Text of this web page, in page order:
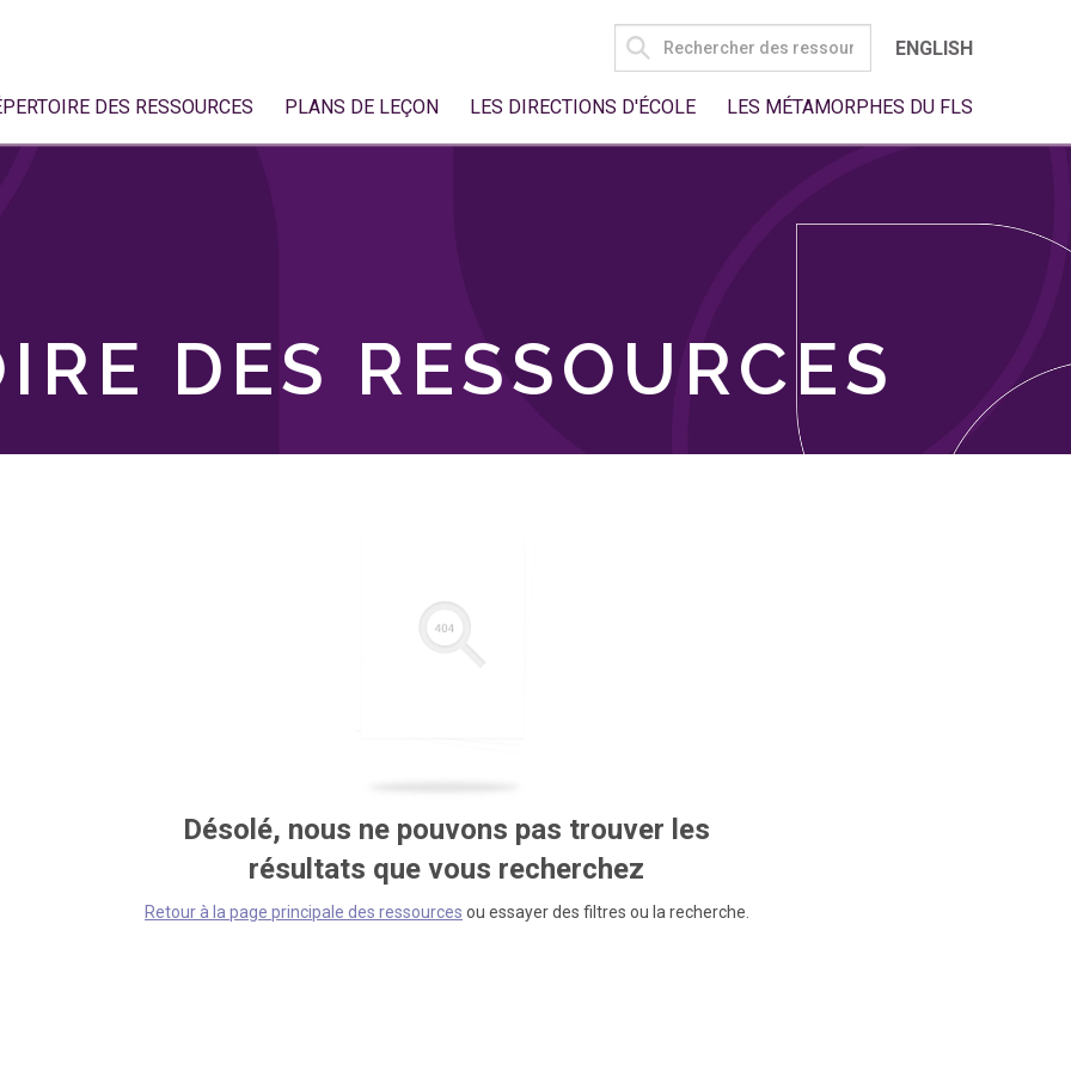
SEARCH
FOR:
ENGLISH
DES RESSOURCES PLANS DE LEÇON LES DIRECTIONS D'ÉCOLE LES MÉTAMORPHES DU FLS
DES RESSOURCES
Désolé, nous ne pouvons pas trouver les
résultats que vous recherchez
Retour à la page principale des ressources ou essayer des filtres ou la recherche.